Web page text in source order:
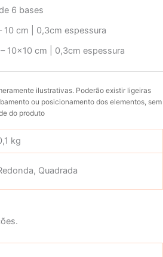
6 bases
10 cm | 0,3cm espessura
10×10 cm | 0,3cm espessura
ilustrativas. Poderão existir ligeiras
ou posicionamento dos elementos, sem
do produto
kg
Quadrada